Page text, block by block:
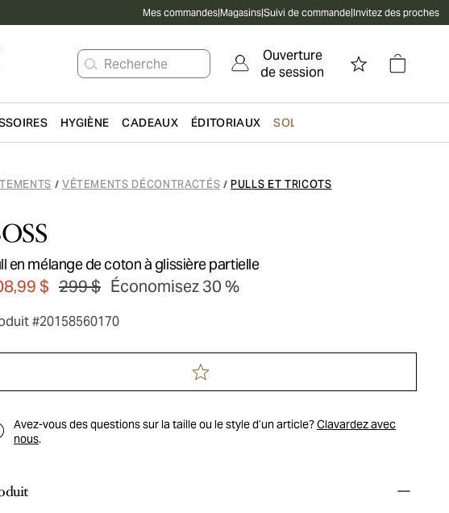
Mes commandes|Magasins|Suivi de commande|Invitez des proches
Recherche
Ouverture
de session
principalHYGIÈNE CADEAUX ÉDITORIAUX SOLDES
/ VÊTEMENTS DÉCONTRACTÉS / PULLS ET TRICOTS
en mélange de coton à glissière partielle
$ 299 $ Économisez 30 %
#20158560170
Avez-vous des questions sur la taille ou le style d’un article?Clavardez avec
nous.